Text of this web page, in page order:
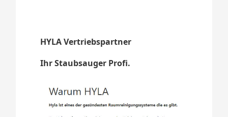
HYLA Vertriebspartner
Ihr Staubsauger Profi.